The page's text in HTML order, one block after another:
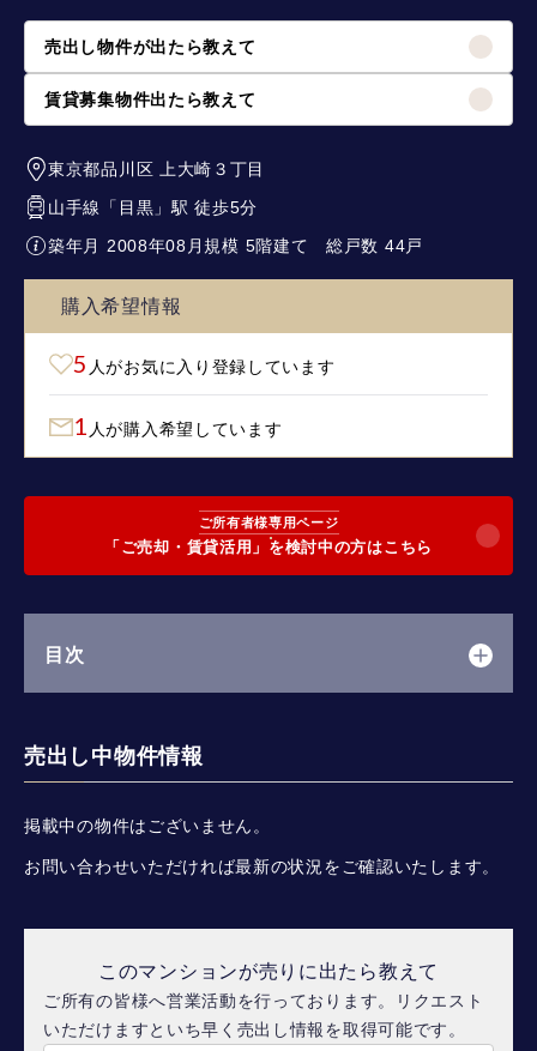
売出し物件が出たら教えて
賃貸募集物件出たら教えて
東京都品川区 上大崎３丁目
山手線
「 目黒 」駅 徒歩5分
築年月 2008年08月規模 5階建て総戸数 44戸
購入希望情報
5 人がお気に入り登録しています
1 人が購入希望しています
ご所有者様専用ページ
「ご売却・賃貸活用」を検討中の方はこちら
目次
売出し中物件情報
掲載中の物件はございません。
お問い合わせいただければ最新の状況をご確認いたします。
このマンションが売りに出たら教えて
ご所有の皆様へ営業活動を行っております。リクエスト
いただけますといち早く売出し情報を取得可能です。